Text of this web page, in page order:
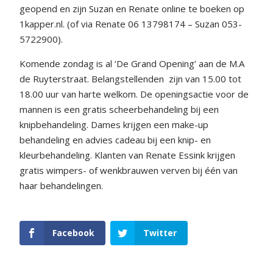
geopend en zijn Suzan en Renate online te boeken op
1kapper.nl. (of via Renate 06 13798174 – Suzan 053-
5722900).
Komende zondag is al ‘De Grand Opening’ aan de M.A
de Ruyterstraat. Belangstellenden zijn van 15.00 tot
18.00 uur van harte welkom. De openingsactie voor de
mannen is een gratis scheerbehandeling bij een
knipbehandeling. Dames krijgen een make-up
behandeling en advies cadeau bij een knip- en
kleurbehandeling. Klanten van Renate Essink krijgen
gratis wimpers- of wenkbrauwen verven bij één van
haar behandelingen.
Facebook Twitter